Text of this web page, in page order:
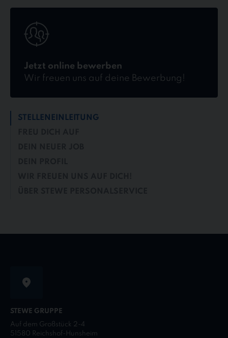
Jetzt online bewerben
Wir freuen uns auf deine Bewerbung!
online
bewerben
STELLENEINLEITUNG
STEWE GRUPPE
Auf dem Großstück 2-4
51580 Reichshof-Hunsheim